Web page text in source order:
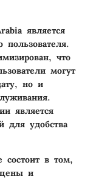
является
что
могут
но и
является
для удобства
состоит в том,
цены и